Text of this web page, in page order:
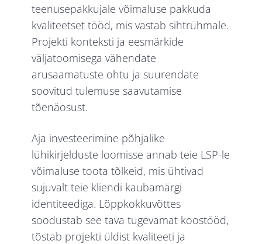
teenusepakkujale võimaluse pakkuda
kvaliteetset tööd, mis vastab sihtrühmale.
Projekti konteksti ja eesmärkide
väljatoomisega vähendate
arusaamatuste ohtu ja suurendate
soovitud tulemuse saavutamise
tõenäosust.
Aja investeerimine põhjalike
lühikirjelduste loomisse annab teie LSP-le
võimaluse toota tõlkeid, mis ühtivad
sujuvalt teie kliendi kaubamärgi
identiteediga. Lõppkokkuvõttes
soodustab see tava tugevamat koostööd,
tõstab projekti üldist kvaliteeti ja